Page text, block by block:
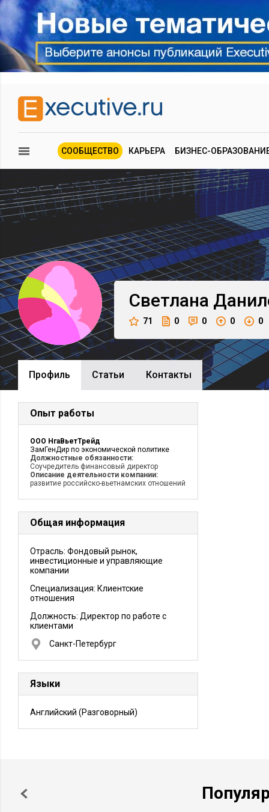
СООБЩЕСТВО КАРЬЕРА БИЗНЕС-
Светлана
71 0 0 0 0
Профиль Cтатьи Контакты
Опыт работы
OOO НгаВьетТрейд
ЗамГенДир по экономической политике
Должностные обязанности:
Соучредитель финансовый директор
Описание деятельности компании:
развитие российско-вьетнамских отношений
Общая информация
Отрасль: Фондовый рынок,
инвестиционные и управляющие
компании
Специализация: Клиентские
отношения
Должность: Директор по работе с
клиентами
Санкт-Петербург
Языки
Английский (Разговорный)